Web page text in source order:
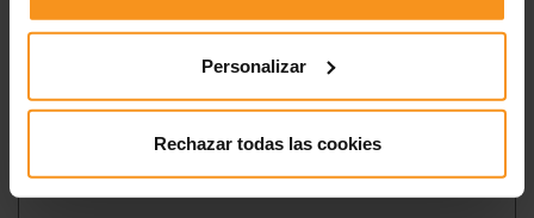
Personalizar
Rechazar todas las cookies